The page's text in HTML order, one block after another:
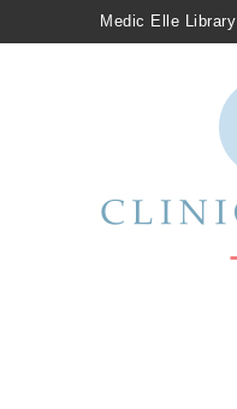
Medic Elle Library